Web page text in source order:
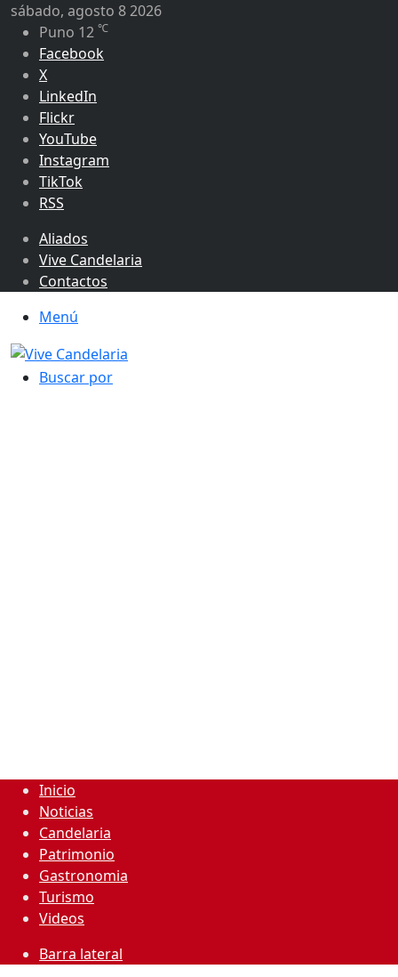
sábado, agosto 8 2026
Puno 12 ℃
Facebook
X
LinkedIn
Flickr
YouTube
Instagram
TikTok
RSS
Aliados
Vive Candelaria
Contactos
Menú
Buscar por
Inicio
Noticias
Candelaria
Patrimonio
Gastronomia
Turismo
Videos
Barra lateral